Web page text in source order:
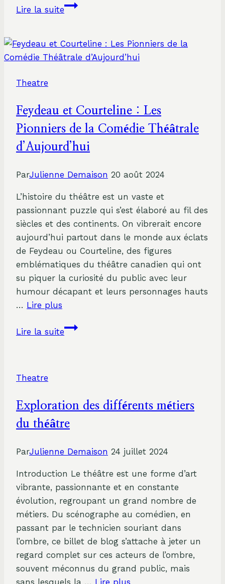
Lire la suiteDécouvrir
Burlesque
:
Univers
Fascinant
et
Audacieux
Theatre
Feydeau et Courteline : Les
Pionniers de la Comédie Théâtrale
d’Aujourd’hui
ParJulienne Demaison 20 août 2024
L’histoire du théâtre est un vaste et
passionnant puzzle qui s’est élaboré au fil des
siècles et des continents. On vibrerait encore
aujourd’hui partout dans le monde aux éclats
de Feydeau ou Courteline, des figures
emblématiques du théâtre canadien qui ont
su piquer la curiosité du public avec leur
humour décapant et leurs personnages hauts
… Lire plus
Lire la suiteFeydeau
de
la
Théâtrale
Theatre
Exploration des différents métiers
du théâtre
ParJulienne Demaison 24 juillet 2024
Introduction Le théâtre est une forme d’art
vibrante, passionnante et en constante
évolution, regroupant un grand nombre de
métiers. Du scénographe au comédien, en
passant par le technicien souriant dans
l’ombre, ce billet de blog s’attache à jeter un
regard complet sur ces acteurs de l’ombre,
souvent méconnus du grand public, mais
sans lesquels la … Lire plus